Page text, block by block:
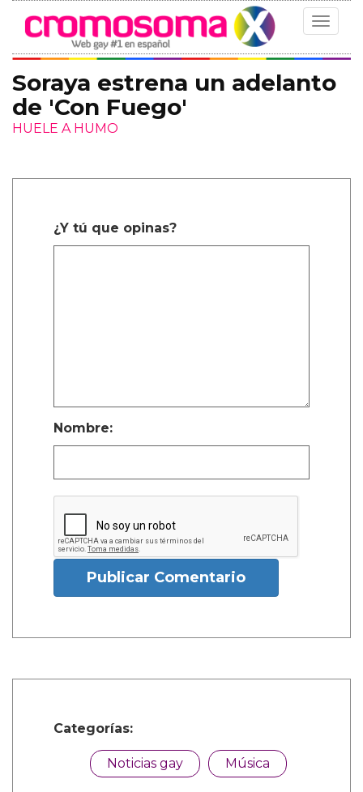
Toggle
Soraya estrena un adelanto
de 'Con Fuego'
HUELE A HUMO
¿Y tú que opinas?
Nombre:
Publicar Comentario
Categorías:
Noticias gay Música